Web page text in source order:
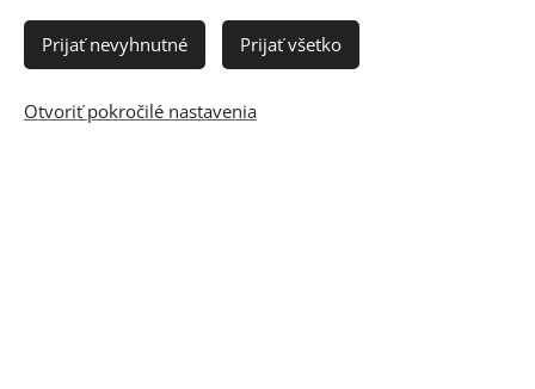
Prijať nevyhnutné Prijať všetko
Otvoriť pokročilé nastavenia